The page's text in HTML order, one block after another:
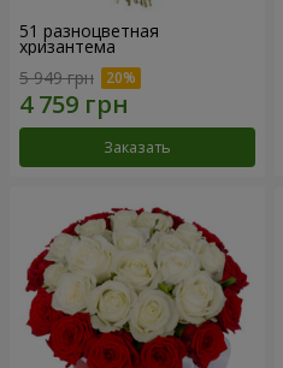
51 разноцветная
хризантема
5 949 грн
Заказать